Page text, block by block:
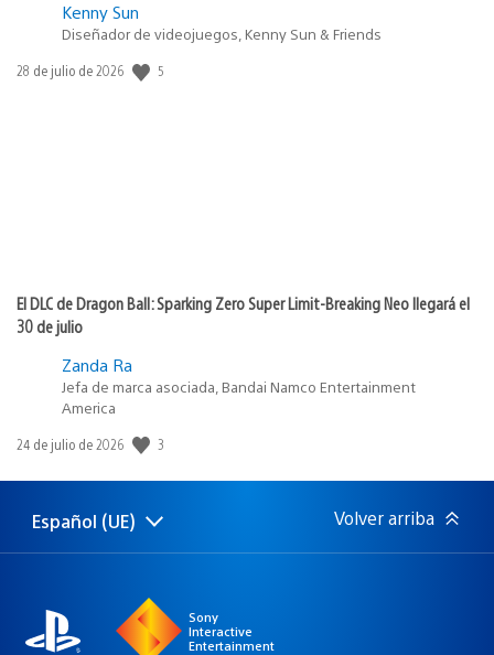
Kenny Sun
Diseñador de videojuegos, Kenny Sun & Friends
Fecha
28 de julio de 2026 5
El DLC de Dragon Ball: Sparking Zero Super Limit-Breaking Neo llegará el
30 de julio
Zanda Ra
Jefa de marca asociada, Bandai Namco Entertainment
America
Fecha
publicación:
24 de julio de 2026 3
Selecciona
Región
Español (UE) Volver arriba
Sony
Interactive
Entertainment